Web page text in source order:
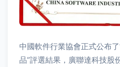
中國軟件行業協會正式公布
品”評選結果，廣聯達科技股